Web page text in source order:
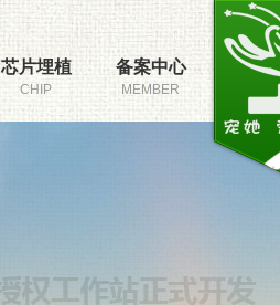
芯片埋植
CHIP
备案中心
MEMBER